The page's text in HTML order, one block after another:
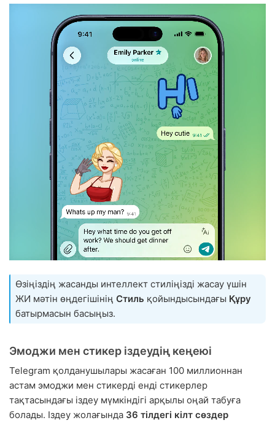
Өзіңіздің жасанды интеллект стиліңізді жасау үшін
ЖИ мәтін өңдегішінің Стиль қойындысындағы Құру
батырмасын басыңыз.
Эмоджи мен стикер іздеудің кеңеюі
Telegram қолданушылары жасаған 100 миллионнан
астам эмоджи мен стикерді енді стикерлер
тақтасындағы іздеу мүмкіндігі арқылы оңай табуға
болады. Іздеу жолағында 36 тілдегі кілт сөздер